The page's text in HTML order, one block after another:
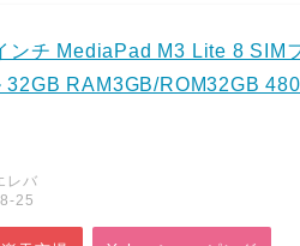
ンチ MediaPad M3 Lite 8 SIM
RAM3GB/ROM32GB
レバ
25